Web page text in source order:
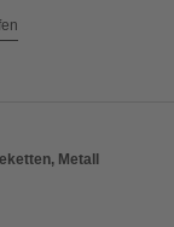
Metall